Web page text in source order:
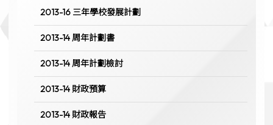
2013-16 三年學校發展計劃
2013-14 周年計劃書
2013-14 周年計劃檢討
2013-14 財政預算
2013-14 財政報告